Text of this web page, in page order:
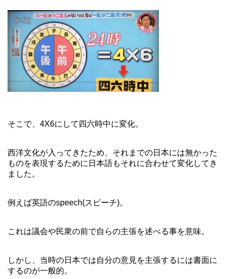
そこで、4X6にして四六時中に変化。
西洋文化が入ってきたため、それまでの日本には無かった
ものを表現するために日本語もそれに合わせて変化してき
ました。
例えば英語のspeech(スピーチ)。
これは議会や民衆の前で自らの主張を述べる事を意味。
しかし、当時の日本では自分の意見を主張するには書面に
するのが一般的。